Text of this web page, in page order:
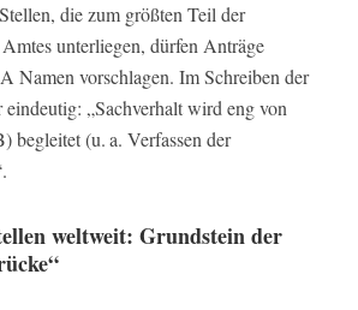
die zum größten Teil der
unterliegen, dürfen Anträge
Namen vorschlagen. Im Schreiben der
eindeutig: „Sachverhalt wird eng von
(u. a. Verfassen der
weltweit: Grundstein der